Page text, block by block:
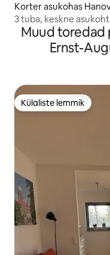
Korter asukohas
3 tuba, keskne
Muud toredad
Ernst-
Külaliste lemmik
Külaliste lemmik